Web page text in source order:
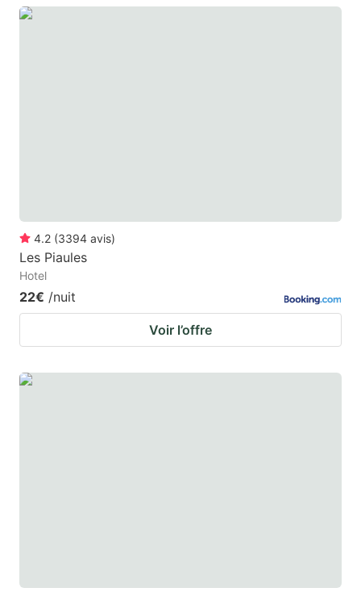
4.2 (3394 avis)
Les Piaules
Hotel
22€ /nuit
Voir l’offre